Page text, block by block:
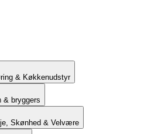
& Køkkenudstyr
& bryggers
Skønhed & Velvære